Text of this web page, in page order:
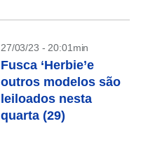
27/03/23 - 20:01min
Fusca ‘Herbie’e
outros modelos são
leiloados nesta
quarta (29)